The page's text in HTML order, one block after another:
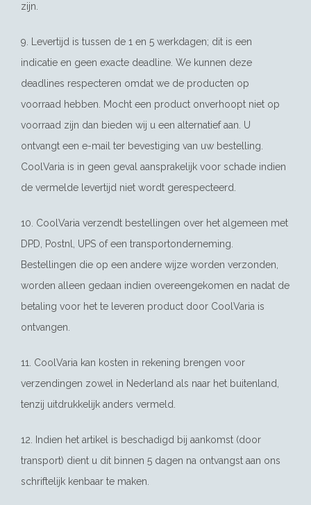
zijn.
9. Levertijd is tussen de 1 en 5 werkdagen; dit is een
indicatie en geen exacte deadline. We kunnen deze
deadlines respecteren omdat we de producten op
voorraad hebben. Mocht een product onverhoopt niet op
voorraad zijn dan bieden wij u een alternatief aan. U
ontvangt een e-mail ter bevestiging van uw bestelling.
CoolVaria is in geen geval aansprakelijk voor schade indien
de vermelde levertijd niet wordt gerespecteerd.
10. CoolVaria verzendt bestellingen over het algemeen met
DPD, Postnl, UPS of een transportonderneming.
Bestellingen die op een andere wijze worden verzonden,
worden alleen gedaan indien overeengekomen en nadat de
betaling voor het te leveren product door CoolVaria is
ontvangen.
11. CoolVaria kan kosten in rekening brengen voor
verzendingen zowel in Nederland als naar het buitenland,
tenzij uitdrukkelijk anders vermeld.
12. Indien het artikel is beschadigd bij aankomst (door
transport) dient u dit binnen 5 dagen na ontvangst aan ons
schriftelijk kenbaar te maken.